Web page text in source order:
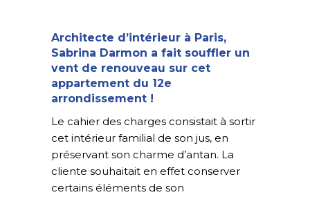
Architecte d’intérieur à Paris,
Sabrina Darmon a fait souffler un
vent de renouveau sur cet
appartement du 12e
arrondissement !
Le cahier des charges consistait à sortir
cet intérieur familial de son jus, en
préservant son charme d’antan. La
cliente souhaitait en effet conserver
certains éléments de son